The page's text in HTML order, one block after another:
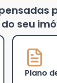
seu
Plano